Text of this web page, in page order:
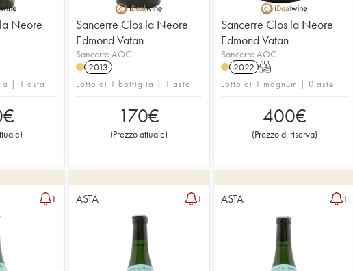
Neore
| 1 asta
€
)
Sancerre Clos la Neore
Edmond Vatan
Sancerre AOC
2013
Lotto di 1 bottiglia | 1 asta
170€
(Prezzo attuale)
Sancerre Clos la Neore
Edmond Vatan
Sancerre AOC
2022 T
Lotto di 1 magnum | 0 aste
400€
(Prezzo di riserva)
1 ASTA 1 ASTA 1